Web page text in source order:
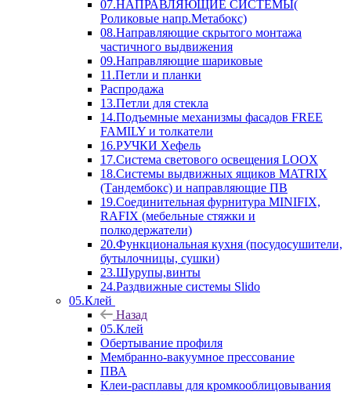
07.НАПРАВЛЯЮЩИЕ СИСТЕМЫ(
Роликовые напр.Метабокс)
08.Направляющие скрытого монтажа
частичного выдвижения
09.Направляющие шариковые
11.Петли и планки
Распродажа
13.Петли для стекла
14.Подъемные механизмы фасадов FREE
FAMILY и толкатели
16.РУЧКИ Хефель
17.Система светового освещения LOOX
18.Системы выдвижных ящиков MATRIX
(Тандембокс) и направляющие ПВ
19.Соединительная фурнитура MINIFIX,
RAFIX (мебельные стяжки и
полкодержатели)
20.Функциональная кухня (посудосушители,
бутылочницы, сушки)
23.Шурупы,винты
24.Раздвижные системы Slido
05.Клей
Назад
05.Клей
Обертывание профиля
Мембранно-вакуумное прессование
ПВА
Клеи-расплавы для кромкооблицовывания